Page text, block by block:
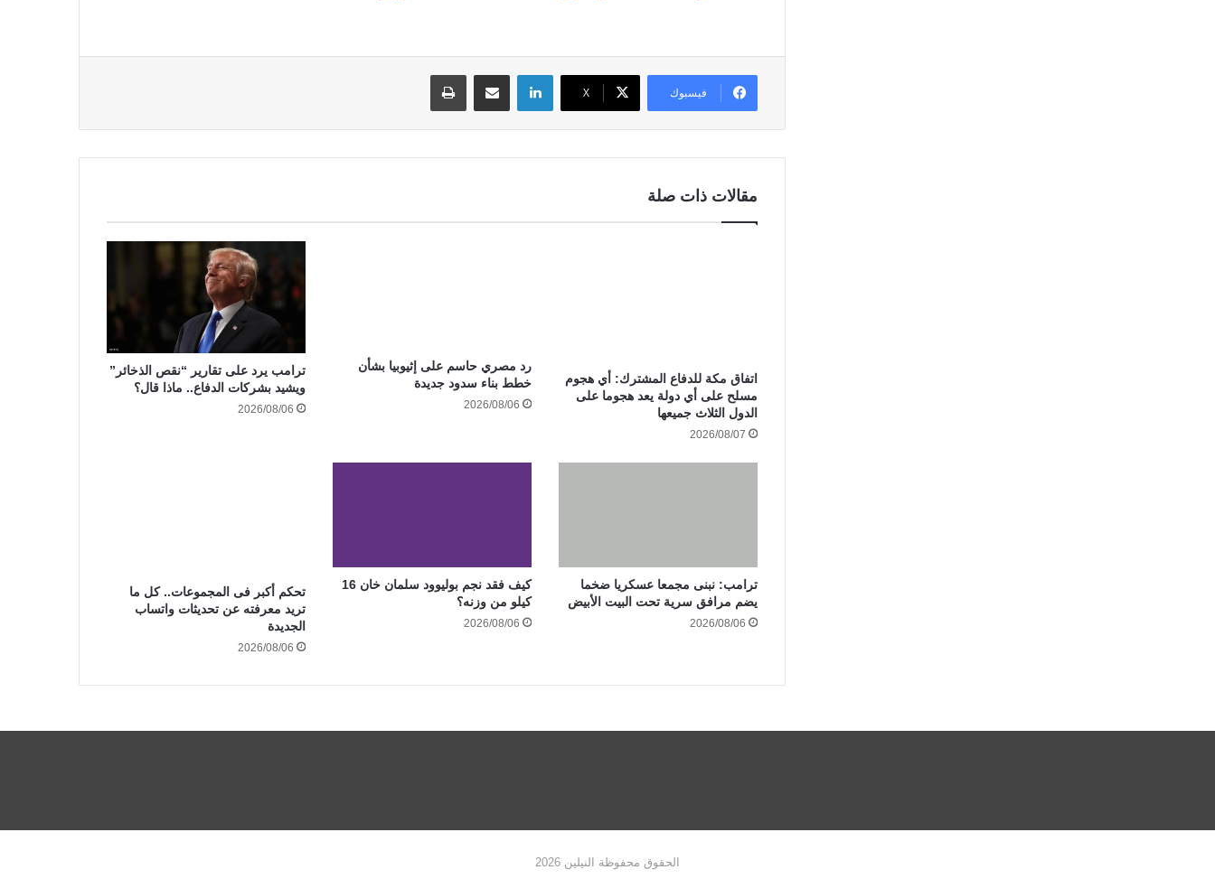
فيسبوك ‫X
لينكدإن
مقالات ذات صلة
‏اتفاق مكة للدفاع المشترك: أي هجوم
مسلح على أي دولة يعد هجوما على
الدول الثلاث جميعها
2026/08/07
رد مصري حاسم على إثيوبيا بشأن
خطط بناء سدود جديدة
2026/08/06
ترامب يرد على تقارير “نقص الذخائر”
ويشيد بشركات الدفاع.. ماذا قال؟
2026/08/06
ترامب: نبنى مجمعا عسكريا ضخما
يضم مرافق سرية تحت البيت الأبيض
2026/08/06
كيف فقد نجم بوليوود سلمان خان 16
كيلو من وزنه؟
2026/08/06
تحكم أكبر فى المجموعات.. كل ما
تريد معرفته عن تحديثات واتساب
الجديدة
2026/08/06
الحقوق محفوظة النيلين 2026